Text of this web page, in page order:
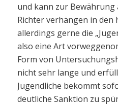
und kann zur Bewährung
Richter verhängen in den
allerdings gerne die
also eine Art
Form von
nicht sehr lange und
Jugendliche bekommt
deutliche Sanktion zu